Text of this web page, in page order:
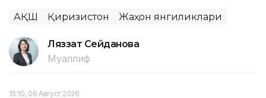
АҚШ Қирғизистон Жаҳон янгиликлари
Ляззат Сейданова
Муаллиф
15:10, 06 Август 2026